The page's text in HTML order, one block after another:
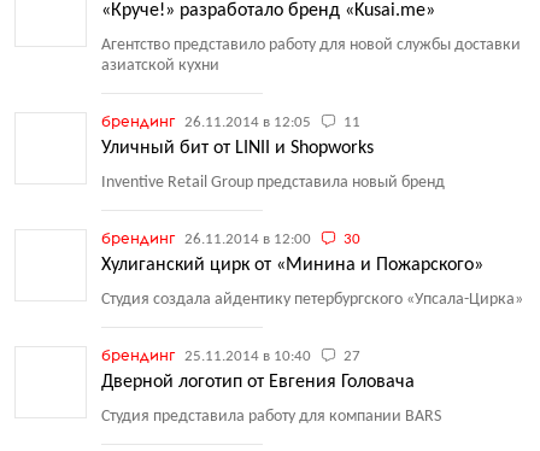
«Круче!» разработало бренд «Kusai.me»
Агентство представило работу для новой службы доставки
азиатской кухни
брендинг 26.11.2014 в 12:05 11
Уличный бит от LINII и Shopworks
Inventive Retail Group представила новый бренд
брендинг 26.11.2014 в 12:00 30
Хулиганский цирк от «Минина и Пожарского»
Студия создала айдентику петербургского «Упсала-Цирка»
брендинг 25.11.2014 в 10:40 27
Дверной логотип от Евгения Головача
Студия представила работу для компании BARS